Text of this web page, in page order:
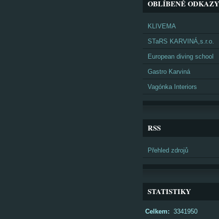
OBLÍBENÉ ODKAZY
KLIVEMA
STaRS KARVINÁ,s.r.o.
European diving school
Gastro Karviná
Vagónka Interiors
RSS
Přehled zdrojů
STATISTIKY
Celkem: 3341950